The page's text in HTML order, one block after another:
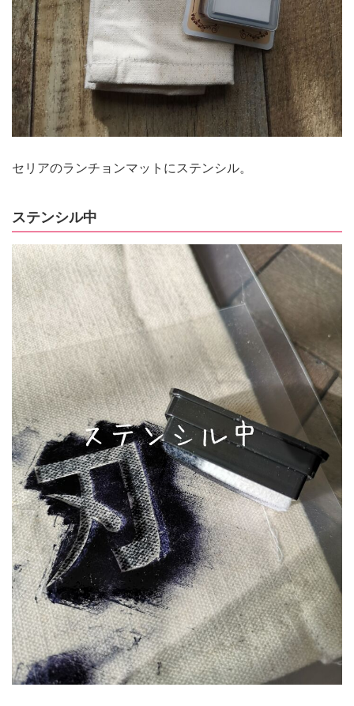
セリアのランチョンマットにステンシル。
ステンシル中